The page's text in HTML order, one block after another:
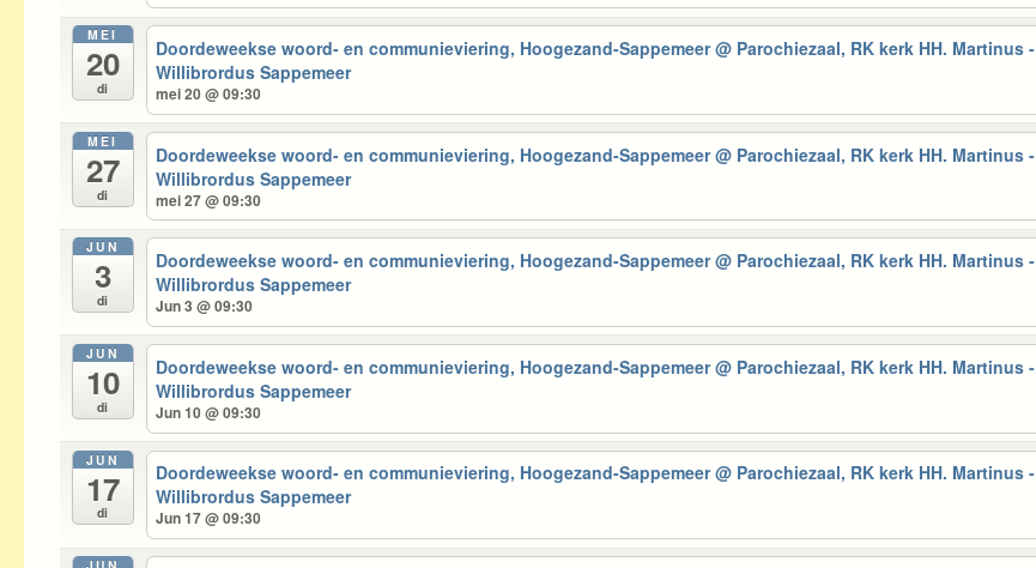
MEI
20
di
Doordeweekse woord- en communieviering, Hoogezand-Sappemeer@ Parochiezaal, RK kerk HH. Martinus -
Willibrordus Sappemeer
mei 20 @ 09:30
MEI
27
di
Doordeweekse woord- en communieviering, Hoogezand-Sappemeer@ Parochiezaal, RK kerk HH. Martinus -
Willibrordus Sappemeer
mei 27 @ 09:30
JUN
3
di
Doordeweekse woord- en communieviering, Hoogezand-Sappemeer@ Parochiezaal, RK kerk HH. Martinus -
Willibrordus Sappemeer
Jun 3 @ 09:30
JUN
10
di
Doordeweekse woord- en communieviering, Hoogezand-Sappemeer@ Parochiezaal, RK kerk HH. Martinus -
Willibrordus Sappemeer
Jun 10 @ 09:30
JUN
17
di
Doordeweekse woord- en communieviering, Hoogezand-Sappemeer@ Parochiezaal, RK kerk HH. Martinus -
Willibrordus Sappemeer
Jun 17 @ 09:30